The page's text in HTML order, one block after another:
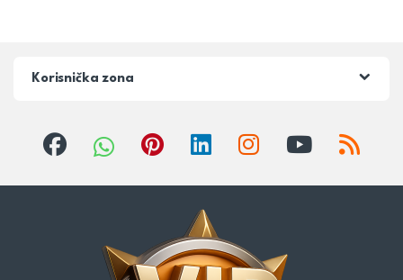
Korisnička zona